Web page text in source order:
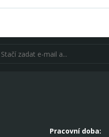
Pracovní doba: